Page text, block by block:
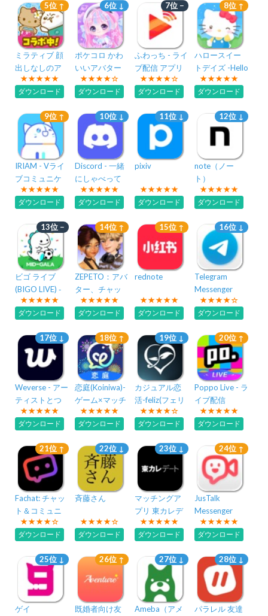
5位 ↑
ミラティブ 顔
出しなしのア
バターでゲー
ム・ライブ配
ダウンロード
6位 ↓
ポケコロ かわ
いいアバター
着せ替えアプ
リ
ダウンロード
7位 −
ふわっち - ライ
ブ配信 アプリ
ダウンロード
8位 ↑
ハロースイー
トデイズ -Hello
Sweet Days-
ダウンロード
9位 ↑
IRIAM - Vライ
ブコミュニケ
ーションアプ
リ
ダウンロード
10位 ↓
Discord - 一緒
にしゃべって
遊んで集まろ
う
ダウンロード
11位 ↓
pixiv
ダウンロード
12位 ↓
note（ノー
ト）
ダウンロード
13位 −
ビゴ ライブ
(BIGO LIVE) ‐
ライブ配信 ア
プリ
ダウンロード
14位 ↑
ZEPETO：アバ
ター、チャッ
ト、ライブ
ダウンロード
15位 ↑
rednote
ダウンロード
16位 ↓
Telegram
Messenger
ダウンロード
17位 ↓
Weverse - アー
ティストとつ
ながろう！
ダウンロード
18位 ↑
恋庭(Koiniwa)-
ゲーム×マッチ
ング-
ダウンロード
19位 ↓
カジュアル恋
活-feliz(フェリ
ース)-出会いマ
チアプ
ダウンロード
20位 ↑
Poppo Live - ラ
イブ配信
ダウンロード
21位 ↑
Fachat: チャッ
ト＆コミュニ
ティ
ダウンロード
22位 ↓
斉藤さん
ダウンロード
23位 ↓
マッチングア
プリ 東カレデ
ート -出会い・
恋活・婚活
ダウンロード
24位 ↑
JusTalk
Messenger
Kids
ダウンロード
25位 ↓
ゲイ
26位 ↑
既婚者向け友
27位 ↓
Ameba（アメ
28位 ↓
パラレル 友達